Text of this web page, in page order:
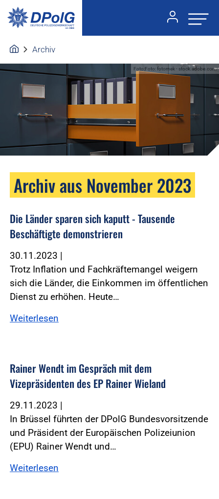
Archiv
Foto:Foto: fotomek - stock.adobe.com
Archiv aus November 2023
Die Länder sparen sich kaputt - Tausende
Beschäftigte demonstrieren
30.11.2023 |
Trotz Inflation und Fachkräftemangel weigern
sich die Länder, die Einkommen im öffentlichen
Dienst zu erhöhen. Heute…
Weiterlesen
Rainer Wendt im Gespräch mit dem
Vizepräsidenten des EP Rainer Wieland
29.11.2023 |
In Brüssel führten der DPolG Bundesvorsitzende
und Präsident der Europäischen Polizeiunion
(EPU) Rainer Wendt und…
Weiterlesen